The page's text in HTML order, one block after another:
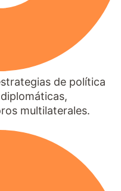
de política
multilaterales.